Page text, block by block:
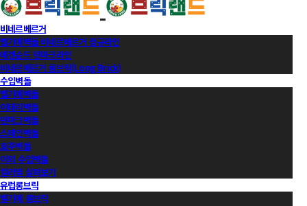
비네르베르거
벨기에벽돌 비네르베르거 정규라인
에겐순드 덴마크라인
비네르베르거 롱브릭(Long Brick)
수입벽돌
벨기에벽돌
이태리벽돌
덴마크벽돌
스페인벽돌
호주벽돌
이외 수입벽돌
컬러별 살펴보기
유럽롱브릭
벨기에 롱브릭